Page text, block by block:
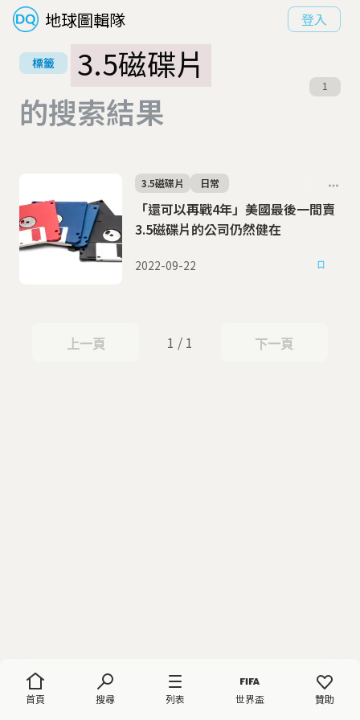
地球圖輯隊 登入
首頁 搜尋 列表 世界盃 贊助
標籤
3.5磁碟片
的搜索結果
1
「還可以再戰4年」美國最後一間賣
3.5磁碟片的公司仍然健在
3.5磁碟片 日常
2022-09-22
上一頁
上一頁 1 / 1 下一頁
下一頁